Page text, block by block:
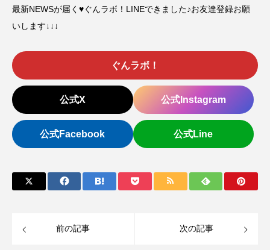
最新NEWSが届く♥ぐんラボ！LINEできました♪お友達登録お願
いします↓↓↓
ぐんラボ！
公式X 公式Instagram
公式Facebook 公式Line
前の記事 次の記事